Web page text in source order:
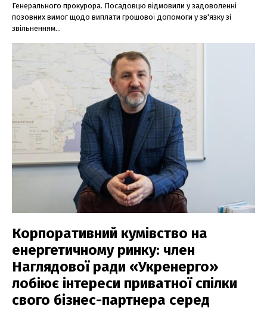
Генерального прокурора. Посадовцю відмовили у задоволенні
позовних вимог щодо виплати грошової допомоги у зв'язку зі
звільненням...
Корпоративний кумівство на
енергетичному ринку: член
Наглядової ради «Укренерго»
лобіює інтереси приватної спілки
свого бізнес-партнера серед